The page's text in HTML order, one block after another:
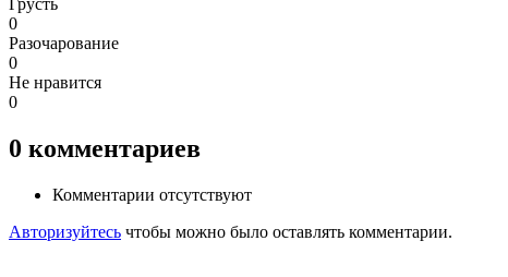
0
Разочарование
0
Не нравится
0
0 комментариев
Комментарии отсутствуют
Авторизуйтесь чтобы можно было оставлять комментарии.